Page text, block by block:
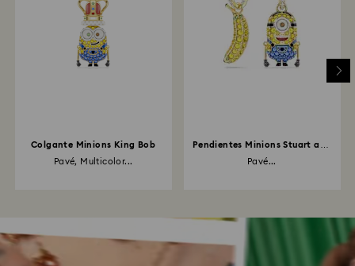
Colgante Minions King Bob
Pavé, Multicolor...
Pendientes Minions Stuart and
Pavé...